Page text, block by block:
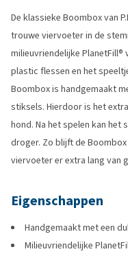
De klassieke Boombox van
trouwe viervoeter in de
milieuvriendelijke
plastic flessen en het
Boombox is handgemaakt
stiksels. Hierdoor is het
hond. Na het spelen kan het
droger. Zo blijft de
viervoeter er extra lang van
Eigenschappen
Handgemaakt met een
Milieuvriendelijke